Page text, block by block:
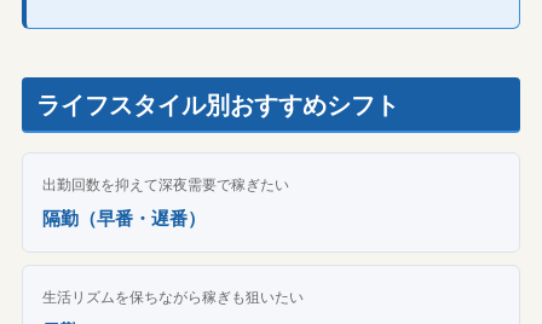
ライフスタイル別おすすめシフト
出勤回数を抑えて深夜需要で稼ぎたい
隔勤（早番・遅番）
生活リズムを保ちながら稼ぎも狙いたい